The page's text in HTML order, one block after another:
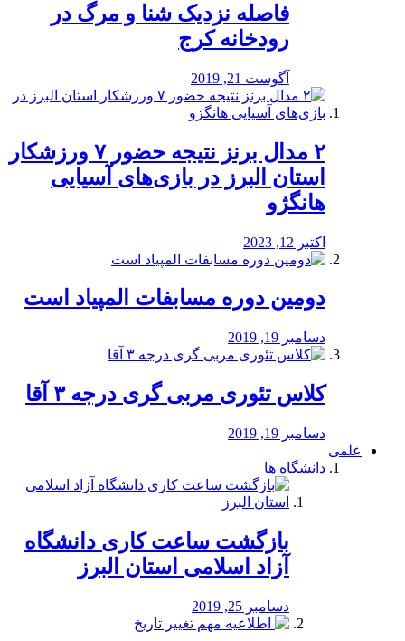
️فاصله نزدیک شنا و مرگ در
رودخانه کرج
آگوست 21, 2019
۲ مدال برنز نتیجه حضور ۷ ورزشکار
استان البرز در بازی‌های آسیایی
هانگژو
اکتبر 12, 2023
دومین دوره مسابفات المپیاد است
دسامبر 19, 2019
کلاس تئوری مربی گری درجه ۳ آقا
دسامبر 19, 2019
علمی
دانشگاه ها
بازگشت ساعت کاری دانشگاه
آزاد اسلامی استان البرز
دسامبر 25, 2019